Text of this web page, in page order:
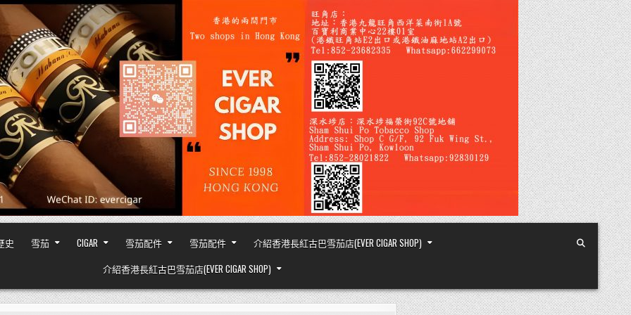
史 雪茄 CIGAR 雪茄配件 雪茄配件
介紹香港長紅古巴雪茄店(EVER CIGAR SHOP)
介紹香港長紅古巴雪茄店(EVER CIGAR SHOP)